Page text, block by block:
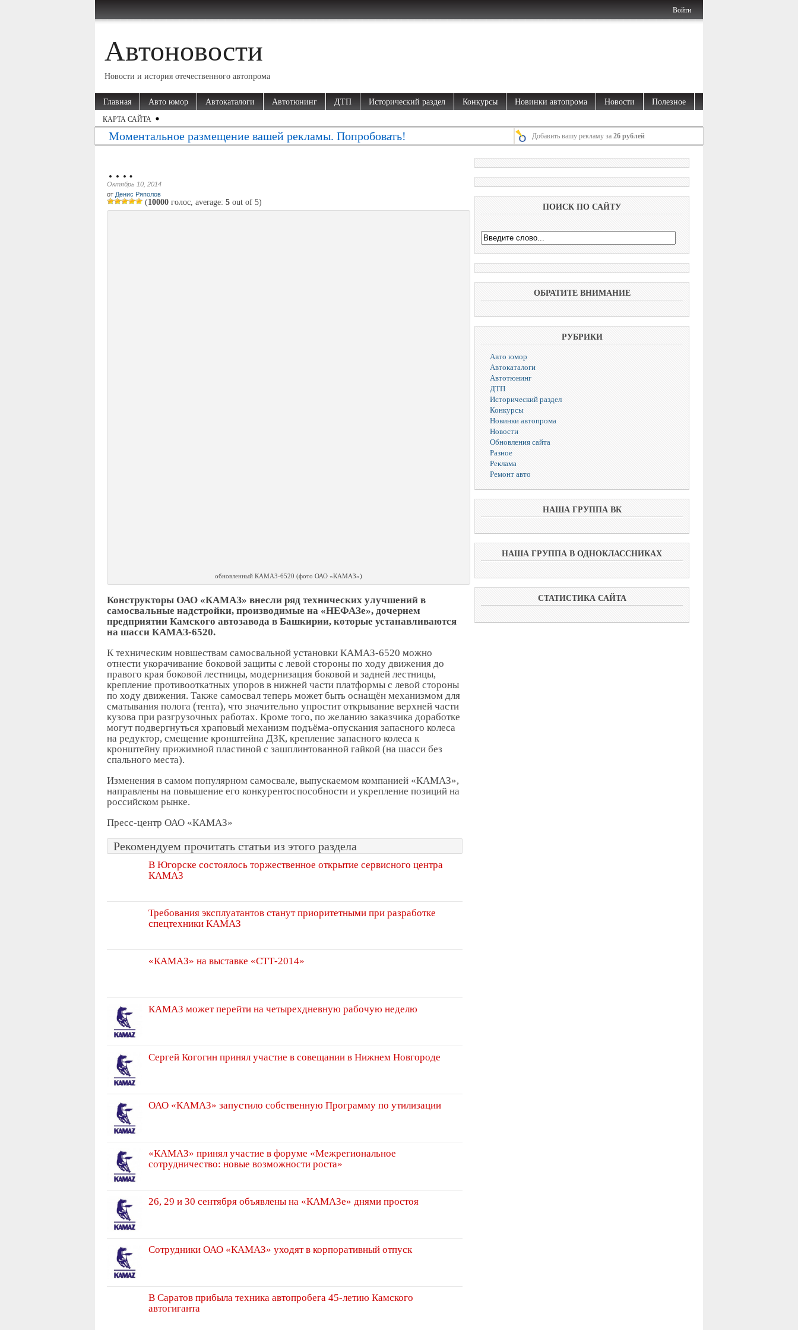
Войти
Автоновости
Новости и история отечественного автопрома
Главная Авто юмор Автокаталоги Автотюнинг ДТП Исторический раздел Конкурсы Новинки автопрома Новости Полезное
КАРТА САЙТА
Моментальное размещение вашей рекламы. Попробовать! Добавить вашу рекламу за26 рублей
….
Октябрь 10, 2014
от Денис Ряполов
(10000 голос, average: 5 out of 5)
обновленный КАМАЗ-6520 (фото ОАО «КАМАЗ»)
Конструкторы ОАО «КАМАЗ» внесли ряд технических улучшений в
самосвальные надстройки, производимые на «НЕФАЗе», дочернем
предприятии Камского автозавода в Башкирии, которые устанавливаются
на шасси КАМАЗ-6520.
К техническим новшествам самосвальной установки КАМАЗ-6520 можно
отнести укорачивание боковой защиты с левой стороны по ходу движения до
правого края боковой лестницы, модернизация боковой и задней лестницы,
крепление противооткатных упоров в нижней части платформы с левой стороны
по ходу движения. Также самосвал теперь может быть оснащён механизмом для
сматывания полога (тента), что значительно упростит открывание верхней части
кузова при разгрузочных работах. Кроме того, по желанию заказчика доработке
могут подвергнуться храповый механизм подъёма-опускания запасного колеса
на редуктор, смещение кронштейна ДЗК, крепление запасного колеса к
кронштейну прижимной пластиной с зашплинтованной гайкой (на шасси без
спального места).
Изменения в самом популярном самосвале, выпускаемом компанией «КАМАЗ»,
направлены на повышение его конкурентоспособности и укрепление позиций на
российском рынке.
Пресс-центр ОАО «КАМАЗ»
Рекомендуем прочитать статьи из этого раздела
В Югорске состоялось торжественное открытие сервисного центра
КАМАЗ
Требования эксплуатантов станут приоритетными при разработке
спецтехники КАМАЗ
«КАМАЗ» на выставке «СТТ-2014»
КАМАЗ может перейти на четырехдневную рабочую неделю
Сергей Когогин принял участие в совещании в Нижнем Новгороде
ОАО «КАМАЗ» запустило собственную Программу по утилизации
«КАМАЗ» принял участие в форуме «Межрегиональное
сотрудничество: новые возможности роста»
26, 29 и 30 сентября объявлены на «КАМАЗе» днями простоя
Сотрудники ОАО «КАМАЗ» уходят в корпоративный отпуск
В Саратов прибыла техника автопробега 45-летию Камского
автогиганта
ПОИСК ПО САЙТУ
ОБРАТИТЕ ВНИМАНИЕ
РУБРИКИ
Авто юмор
Автокаталоги
Автотюнинг
ДТП
Исторический раздел
Конкурсы
Новинки автопрома
Новости
Обновления сайта
Разное
Реклама
Ремонт авто
НАША ГРУППА ВК
НАША ГРУППА В ОДНОКЛАССНИКАХ
СТАТИСТИКА САЙТА